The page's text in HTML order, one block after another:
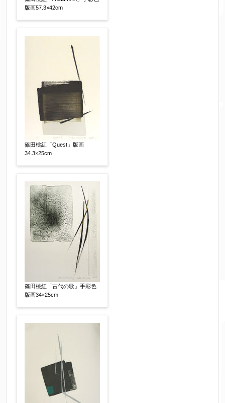
ざいますので、お電話(
合わせください。
【必須】
※携帯電話などご連絡が取りやすいお電話番号を
お願い致します。
郵便番号 【必須】
↓郵便番号を入力すると住所の最初が自動入力さ
れます。番地以下は任意でも結構です。
ご住所 【必須】
ご要望などがございましたらご入力ください
【任意】
版画57.3×42cm
篠田桃紅「Quest」版画
34.3×25cm
篠田桃紅「古代の歌」手彩色
版画34×25cm